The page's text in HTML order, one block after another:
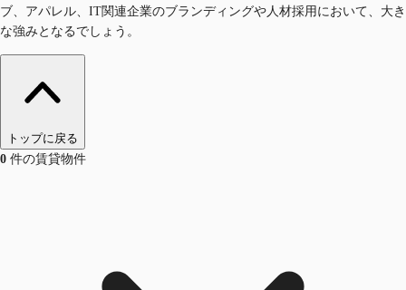
ブ、アパレル、IT関連企業のブランディングや人材採用において、大き
な強みとなるでしょう。
トップに戻る
0 件の賃貸物件